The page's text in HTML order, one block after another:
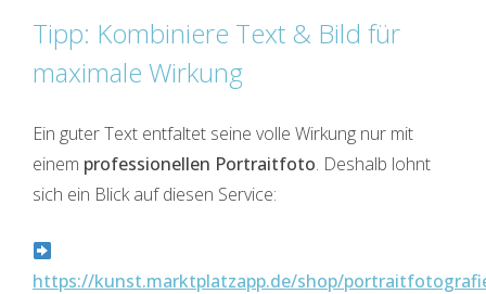
Tipp: Kombiniere Text & Bild für
maximale Wirkung
Ein guter Text entfaltet seine volle Wirkung nur mit
einem professionellen Portraitfoto. Deshalb lohnt
sich ein Blick auf diesen Service:
https://kunst.marktplatzapp.de/shop/